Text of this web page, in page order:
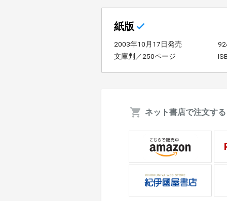
紙版
2003年10月17日発売
文庫判／250ページ
ネット書店で注文する